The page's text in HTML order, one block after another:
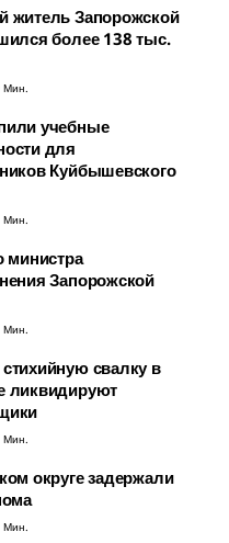
житель Запорожской
более 138 тыс.
Мин.
учебные
для
Куйбышевского
Мин.
министра
Запорожской
Мин.
свалку в
ликвидируют
Мин.
округе задержали
Мин.